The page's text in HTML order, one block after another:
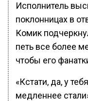
Исполнитель
поклонницах в
Комик
петь все более
чтобы его
«Кстати, да, у
медленнее